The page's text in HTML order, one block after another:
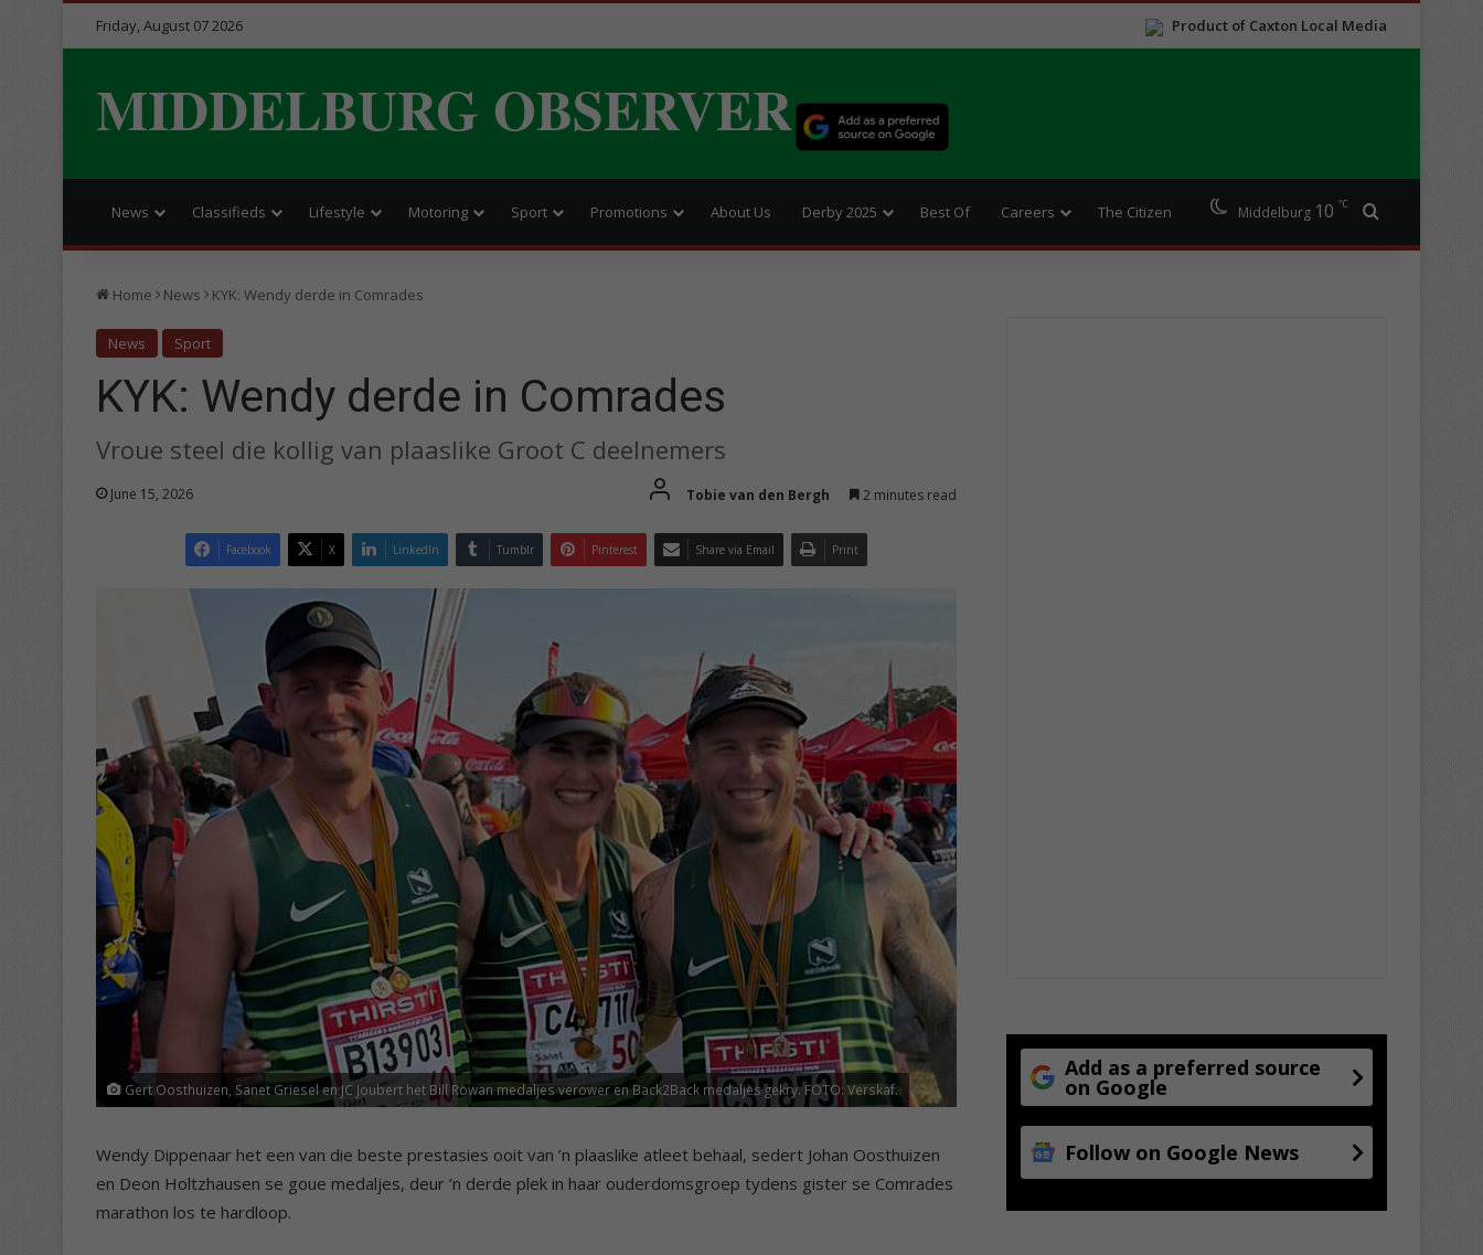
Product of Caxton Local Media
Friday, August 07 2026
MIDDELBURG OBSERVER
News Classifieds Lifestyle Motoring Sport Promotions About Us Derby 2025 Best Of Careers The Citizen Middelburg 10 ℃ Search for
Home News KYK: Wendy derde in Comrades
News Sport
KYK: Wendy derde in Comrades
Vroue steel die kollig van plaaslike Groot C deelnemers
June 15, 2026 Tobie van den Bergh 2 minutes read
Facebook X LinkedIn Tumblr Pinterest Share via Email Print
Gert Oosthuizen, Sanet Griesel en JC Joubert het Bill Rowan medaljes verower en Back2Back medaljes gekry. FOTO: Verskaf.
Wendy Dippenaar het een van die beste prestasies ooit van ’n plaaslike atleet behaal, sedert Johan Oosthuizen
en Deon Holtzhausen se goue medaljes, deur ’n derde plek in haar ouderdomsgroep tydens gister se Comrades
marathon los te hardloop.
Add as a preferred source
on Google
Follow on Google News